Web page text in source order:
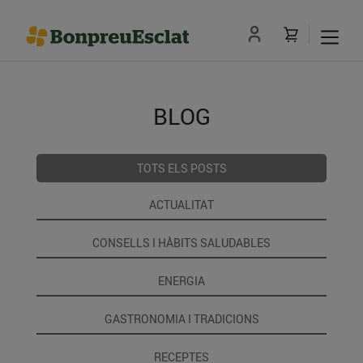
BLOG
TOTS ELS POSTS
ACTUALITAT
CONSELLS I HÀBITS SALUDABLES
ENERGIA
GASTRONOMIA I TRADICIONS
RECEPTES